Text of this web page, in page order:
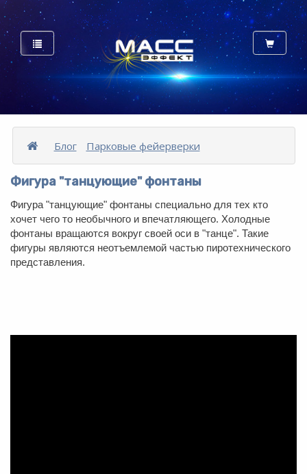
Блог Парковые фейерверки
Фигура "танцующие" фонтаны
Фигура "танцующие" фонтаны специально для тех кто
хочет чего то необычного и впечатляющего. Холодные
фонтаны вращаются вокруг своей оси в "танце". Такие
фигуры являются неотъемлемой частью пиротехнического
представления.